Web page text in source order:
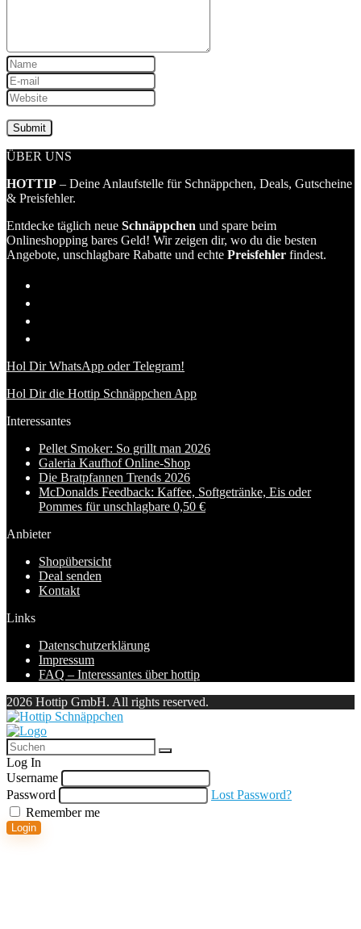
ÜBER UNS
HOTTIP – Deine Anlaufstelle für Schnäppchen, Deals, Gutscheine
& Preisfehler.
Entdecke täglich neue Schnäppchen und spare beim
Onlineshopping bares Geld! Wir zeigen dir, wo du die besten
Angebote, unschlagbare Rabatte und echte Preisfehler findest.
Hol Dir WhatsApp oder Telegram!
Hol Dir die Hottip Schnäppchen App
Interessantes
Pellet Smoker: So grillt man 2026
Galeria Kaufhof Online-Shop
Die Bratpfannen Trends 2026
McDonalds Feedback: Kaffee, Softgetränke, Eis oder
Pommes für unschlagbare 0,50 €
Anbieter
Shopübersicht
Deal senden
Kontakt
Links
Datenschutzerklärung
Impressum
FAQ – Interessantes über hottip
2026 Hottip GmbH. All rights reserved.
Log In
Username
Password
Lost Password?
Remember me
Login